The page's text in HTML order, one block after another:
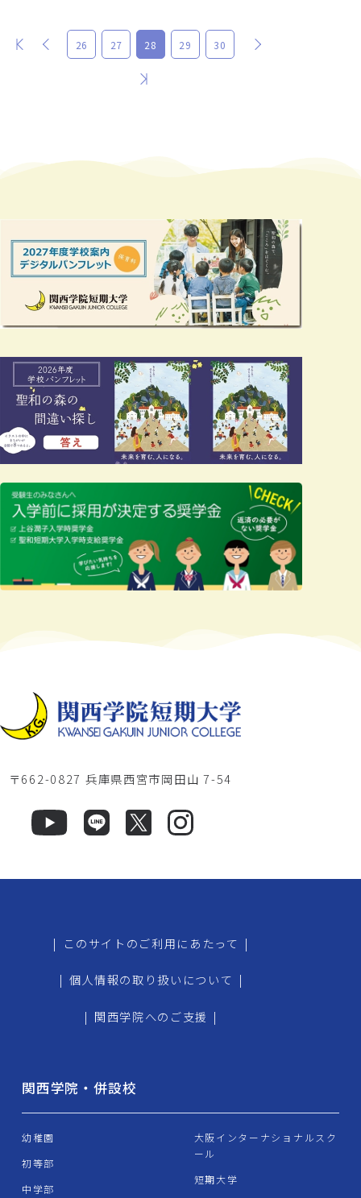
最初 前 26 27 28 29 30
最後
〒662-0827 兵庫県西宮市岡田山 7-54
| このサイトのご利用にあたって |
| 個人情報の取り扱いについて |
| 関西学院へのご支援 |
関西学院・併設校
幼稚園
初等部
中学部
大阪インターナショナルスク
ール
短期大学